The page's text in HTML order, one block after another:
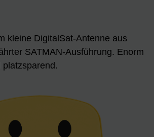
kleine DigitalSat-Antenne aus
SATMAN-Ausführung. Enorm
platzsparend.